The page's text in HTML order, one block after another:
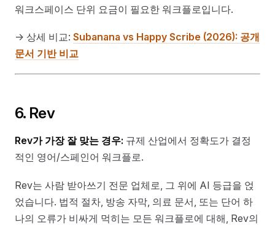
워크스페이스 단위 요금이 필요한 워크플로입니다.
→ 상세 비교: Subanana vs Happy Scribe (2026): 공개
문서 기반 비교
6. Rev
Rev가 가장 잘 맞는 경우: 규제 산업에서 정확도가 결정
적인 영어/스페인어 워크플로.
Rev는 사람 받아쓰기 전문 업체로, 그 위에 AI 등급을 얹
었습니다. 법적 절차, 방송 자막, 의료 문서, 또는 단어 하
나의 오류가 비싸게 먹히는 모든 워크플로에 대해, Rev의